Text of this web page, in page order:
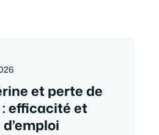
et perte de
efficacité et